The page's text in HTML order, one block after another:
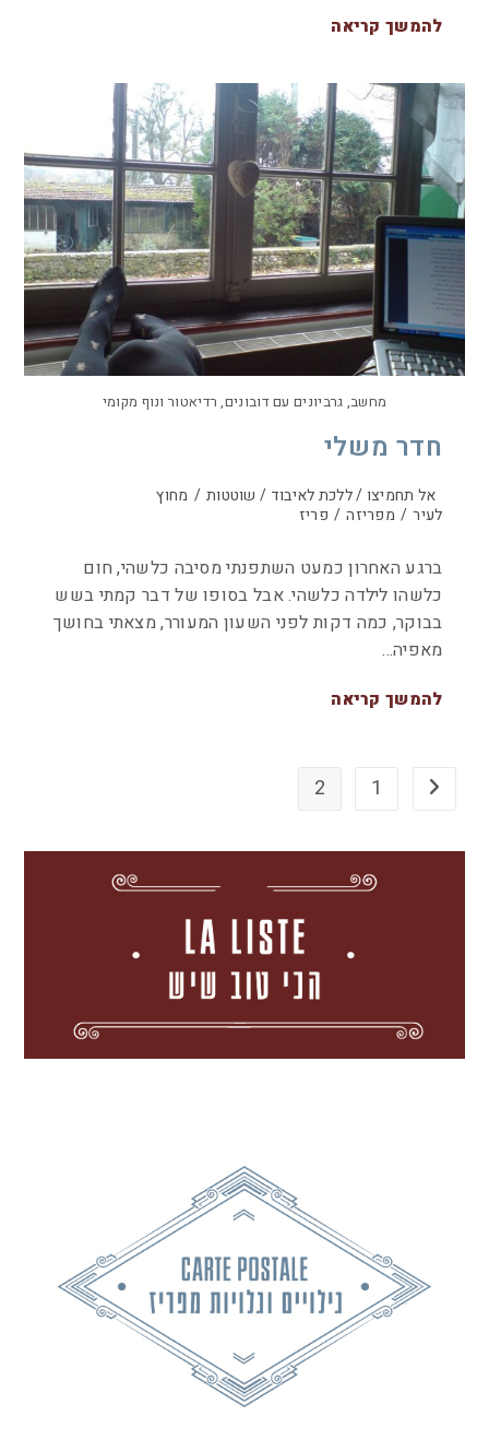
להמשך קריאה
מחשב, גרביונים עם דובונים, רדיאטור ונוף מקומי
חדר משלי
אל תחמיצו / ללכת לאיבוד / שוטטות / מחוץ
לעיר / מפריזה / פריז
ברגע האחרון כמעט השתפנתי מסיבה כלשהי, חום
כלשהו לילדה כלשהי. אבל בסופו של דבר קמתי בשש
בבוקר, כמה דקות לפני השעון המעורר, מצאתי בחושך
מאפיה…
להמשך קריאה
1
2